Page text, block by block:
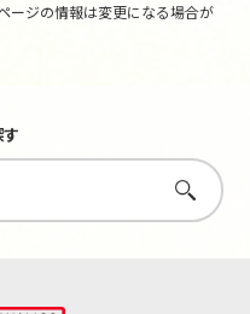
ージの情報は変更になる場合が
さがす